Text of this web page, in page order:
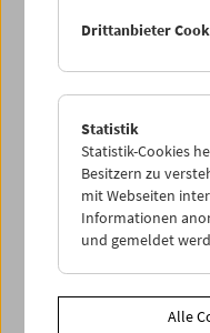
PROGRAMM
Drittanbieter
Statistik
Statistik-Cookies
Besitzern zu
mit Webseiten
Informationen
und gemeldet
Alle